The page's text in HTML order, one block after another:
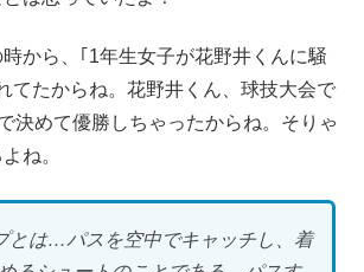
から、｢1年生女子が花野井くんに騒
てたからね。花野井くん、球技大会で
決めて優勝しちゃったからね。そりゃ
ね。
とは…パスを空中でキャッチし、着